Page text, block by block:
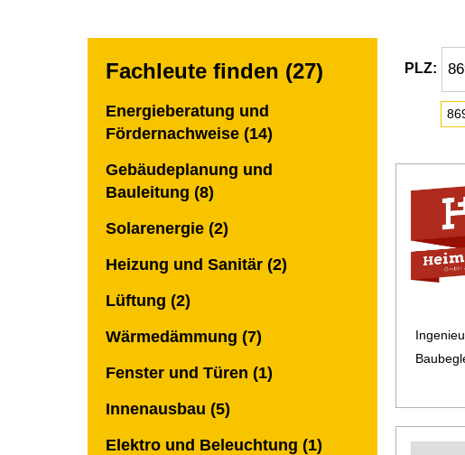
Fachleute finden (27)
Energieberatung und
Fördernachweise (14)
Gebäudeplanung und
Bauleitung (8)
Solarenergie (2)
Heizung und Sanitär (2)
Lüftung (2)
Wärmedämmung (7)
Fenster und Türen (1)
Innenausbau (5)
Elektro und Beleuchtung (1)
PLZ: